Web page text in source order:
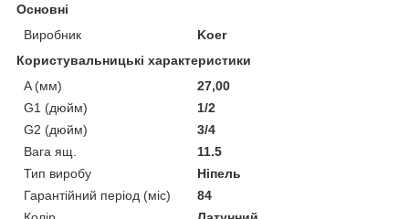
Основні
Виробник
Koer
Користувальницькі характеристики
A (мм)
27,00
G1 (дюйм)
1/2
G2 (дюйм)
3/4
Вага ящ.
11.5
Тип виробу
Ніпель
Гарантійний період (міс)
84